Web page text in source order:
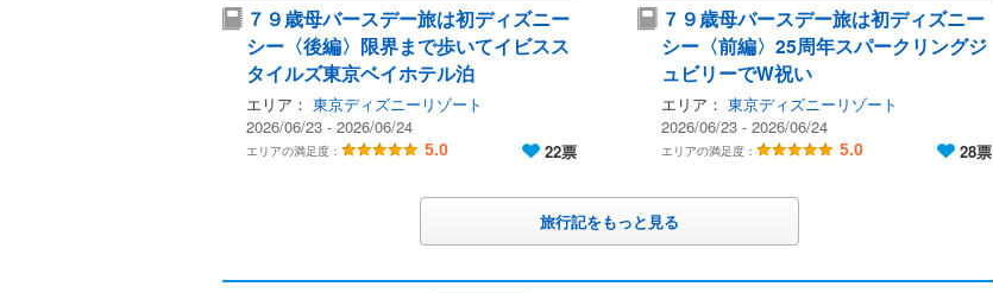
７９歳母バースデー旅は初ディズニー
シー〈後編〉限界まで歩いてイビスス
タイルズ東京ベイホテル泊
エリア： 東京ディズニーリゾート
2026/06/23 - 2026/06/24
エリアの満足度： 5.0 22票
７９歳母バースデー旅は初ディズニー
シー〈前編〉25周年スパークリングジ
ュビリーでW祝い
エリア： 東京ディズニーリゾート
2026/06/23 - 2026/06/24
エリアの満足度： 5.0 28票
旅行記をもっと見る